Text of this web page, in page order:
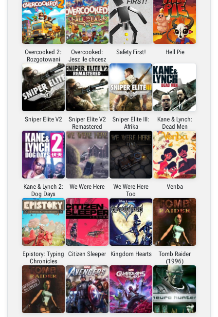
Overcooked 2:
Rozgotowani
Overcooked:
Jesz ile chcesz
Safety First! Hell Pie
Sniper Elite V2
Sniper Elite V2
Remastered
Sniper Elite III:
Afrika
Kane & Lynch:
Dead Men
Kane & Lynch 2:
Dog Days
We Were Here
We Were Here
Too
Venba
Epistory: Typing
Chronicles
Citizen Sleeper Kingdom Hearts
Tomb Raider
(1996)